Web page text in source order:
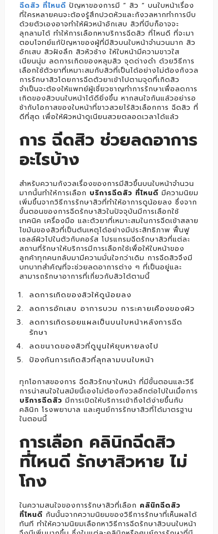
ฉีดสิว ที่ไหนดี ปัญหาของการมี ” สิว ” บนใบหน้าเรื่อง
ที่ใครหลายคนจะต้องรู้สึกปวดหัวและกังวลหากทำการบีบ
ด้วยตัวเองอาจทำให้ผิวหน้าอักเสบ สิวที่บีบก็อาจจะ
ลุกลามได้ ทำให้การเลือกหาบริการฉีดสิว ที่ไหนดี ที่จะมา
ตอบโจทย์แก้ปัญหาของผู้ที่มีสิวบนใบหน้าจำนวนมาก สิว
อักเสบ สิวฝังลึก สิวหัวช้าง ให้ใบหน้ามีความขาวใส
เนียนนุ่ม ลดการเกิดของหลุมสิว จุดด่างดำ ด้วยวิธีการ
เลือกใช้ตัวยาที่เหมาะสมกับสิวที่เป็นได้อย่างไม่ต้องกังวล
การรักษาสิวโดยการฉีดตัวยาเข้าไปตามจุดที่เกิดสิว
จำเป็นจะต้องให้แพทย์ผู้เชี่ยวชาญทำการรักษาเพื่อลดการ
เกิดของสิวบนใบหน้าได้ดียิ่งขึ้น หากสนใจกันแล้วอย่ารอ
ช้ากับโอกาสของใบหน้าที่ขาวสวยไร้สิวเลือกการ ฉีดสิว ที่
ดีที่สุด เพื่อให้ผิวหน้าดูเนียนสวยตลอดเวลาได้แล้ว
การ ฉีดสิว ช่วยลดอาการ
อะไรบ้าง
สำหรับความกังวลเรื่องของการมีสิวขึ้นบนใบหน้าจำนวน
มากนั้นทำให้การเลือก บริการฉีดสิว ที่ไหนดี มีความนิยม
เพิ่มขึ้นจากวิธีการรักษาสิวที่ทำให้อาการดูน้อยลง ซึ่งจาก
ขั้นตอนของการฉีดรักษาสิวในปัจจุบันมีการเลือกใช้
เทคนิค เครื่องมือ และตัวยาที่เหมาะสมในการฉีดเข้าสลาย
ไขมันของสิวที่เป็นต้นเหตุได้อย่างมีประสิทธิภาพ ฟื้นฟู
เซลล์ผิวไปในตัวกับคอร์ส โปรแกรมฉีดรักษาสิวที่แต่ละ
สถานที่รักษาให้บริการมีการเลือกใช้เพื่อให้ใบหน้าของ
ลูกค้าทุกคนกลับมามีความมั่นใจกว่าเดิม การฉีดสิวจึงมี
บทบาทสำคัญที่จะช่วยลดอาการต่าง ๆ ที่เป็นอยู่และ
สามารถรักษาอาการที่เกี่ยวกับสิวได้ตามนี้
ลดการเกิดของสิวให้ดูน้อยลง
ลดการอักเสบ อาการบวม การะคายเคืองของผิว
ลดการเกิดรอยแผลเป็นบนใบหน้าหลังการฉีด
รักษา
ลดขนาดของสิวที่ดูนูนให้ยุบหายลงไป
ป้องกันการเกิดสิวที่ลุกลามบนใบหน้า
ทุกโอกาสของการ ฉีดสิวรักษาใบหน้า ที่มีขั้นตอนและวิธี
การน่าสนใจในสมัยนี้เองไม่ต้องกังวลอีกต่อไปในเมื่อการ
บริการฉีดสิว มีการเปิดให้บริการเข้าถึงได้ง่ายขึ้นกับ
คลินิก โรงพยาบาล และศูนย์การรักษาสิวที่ได้มาตรฐาน
ในตอนนี้
การเลือก คลินิกฉีดสิว
ที่ไหนดี รักษาสิวหาย ไม่
โกง
ในความสนใจของการรักษาสิวที่เลือก คลินิกฉีดสิว
ที่ไหนดี กันนั้นจากความนิยมของวิธีการรักษาที่เห็นผลได้
ทันที ทำให้ความนิยมเลือกหาวิธีการฉีดรักษาสิวบนใบหน้า